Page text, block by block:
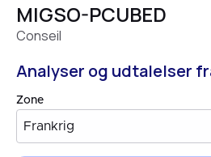
MIGSO-PCUBED
Conseil
Analyser og udtalelser
Zone
Frankrig